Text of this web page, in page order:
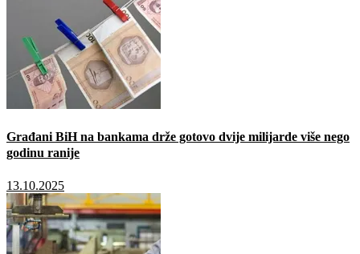
Građani BiH na bankama drže gotovo dvije milijarde više nego
godinu ranije
13.10.2025